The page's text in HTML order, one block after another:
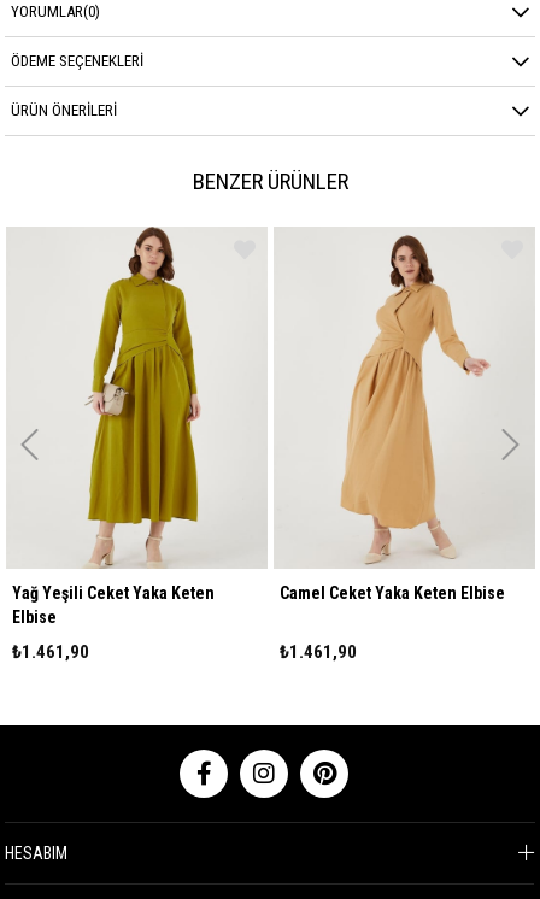
Sezon
Kumaş Cinsi
YORUMLAR(0)
ÖDEME SEÇENEKLERI
ÜRÜN ÖNERILERI
BENZER ÜRÜNLER
Yeşili Ceket Yaka Keten
Camel Ceket Yaka Keten Elbise
₺1.461,90
HESABIM